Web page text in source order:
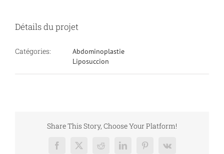
Détails du projet
Catégories:
Abdominoplastie
Liposuccion
Share This Story, Choose Your Platform!
Facebook
X RedditLinkedInPinterest
Vk